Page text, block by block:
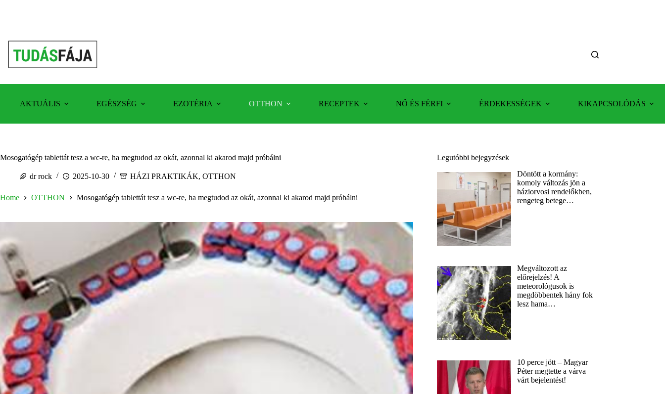
AKTUÁLIS EGÉSZSÉG EZOTÉRIA OTTHON RECEPTEK NŐ ÉS FÉRFI ÉRDEKESSÉGEK KIKAPCSOLÓDÁS
Mosogatógép tablettát tesz a wc-re, ha megtudod az okát, azonnal ki akarod majd próbálni
dr rock 2025-10-30 HÁZI PRAKTIKÁK, OTTHON
Home OTTHON Mosogatógép tablettát tesz a wc-re, ha megtudod az okát, azonnal ki akarod majd próbálni
Legutóbbi bejegyzések
Döntött a kormány:
komoly változás jön a
háziorvosi rendelőkben,
rengeteg betege…
Megváltozott az
előrejelzés! A
meteorológusok is
megdöbbentek hány fok
lesz hama…
10 perce jött – Magyar
Péter megtette a várva
várt bejelentést!